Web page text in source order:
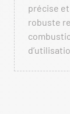
précise
robuste